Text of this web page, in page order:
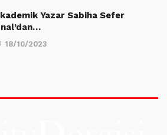
Yazar Sabiha Sefer
18/10/2023